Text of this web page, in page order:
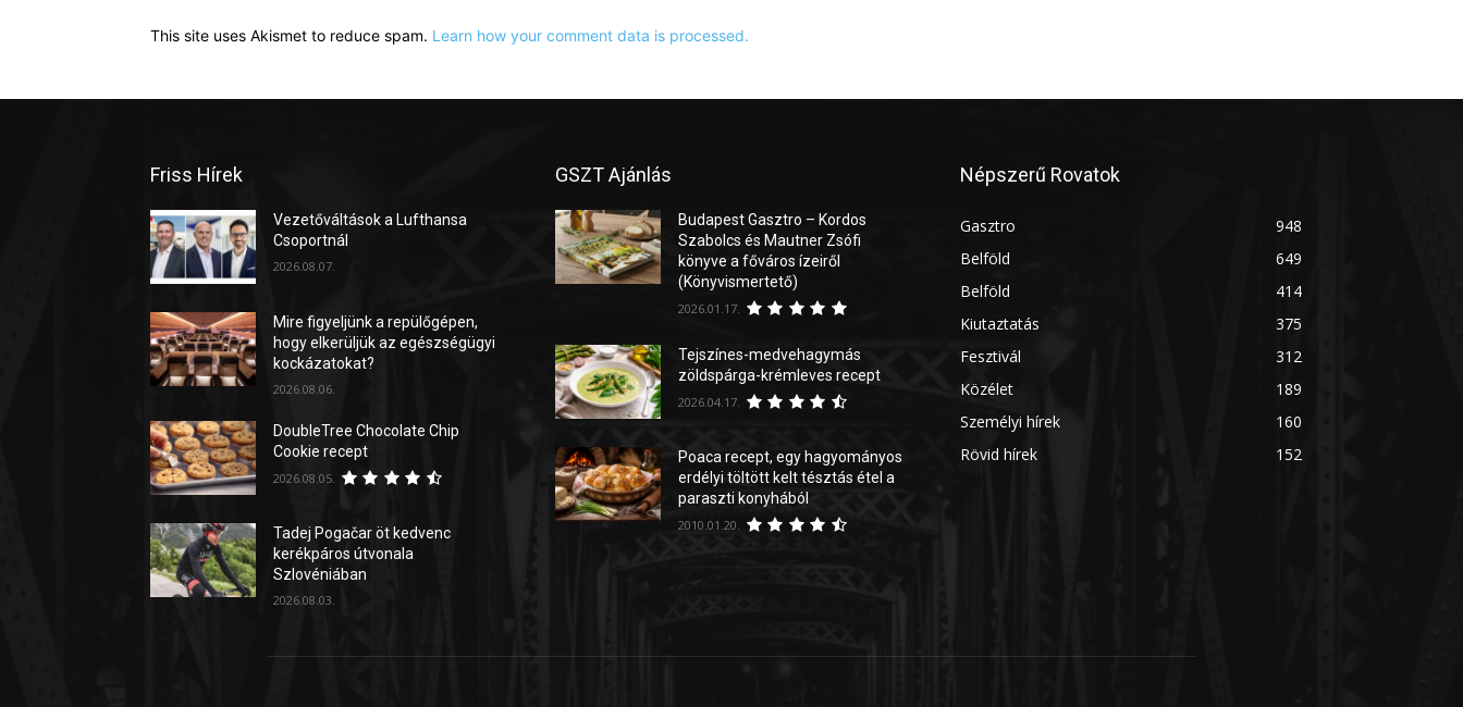
This site uses Akismet to reduce spam. Learn how your comment data is processed.
Friss Hírek
Vezetőváltások a Lufthansa
Csoportnál
2026.08.07.
Mire figyeljünk a repülőgépen,
hogy elkerüljük az egészségügyi
kockázatokat?
2026.08.06.
DoubleTree Chocolate Chip
Cookie recept
2026.08.05.
Tadej Pogačar öt kedvenc
kerékpáros útvonala
Szlovéniában
2026.08.03.
GSZT Ajánlás
Budapest Gasztro – Kordos
Szabolcs és Mautner Zsófi
könyve a főváros ízeiről
(Könyvismertető)
2026.01.17.
Tejszínes-medvehagymás
zöldspárga-krémleves recept
2026.04.17.
Poaca recept, egy hagyományos
erdélyi töltött kelt tésztás étel a
paraszti konyhából
2010.01.20.
Népszerű Rovatok
Gasztro
948
Belföld
649
Belföld
414
Kiutaztatás
375
Fesztivál
312
Közélet
189
Személyi hírek
160
Rövid hírek
152